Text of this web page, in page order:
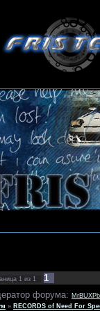
1 из 1
1
форума: MrBUXPb
» RECORDS of Need For